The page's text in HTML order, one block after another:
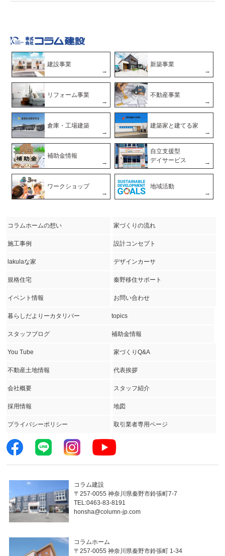
建設事業 新築事業
リフォーム事業 不動産事業
倉庫・工場建築 建築家と建てる家
補助金情報
自立支援型
デイサービス
ワークショップ 地域活動
コラムホームの想い 家づくりの流れ
施工事例 設計コンセプト
lakulaな家 デザインカーサ
規格住宅 秦野移住サポート
イベント情報 お問い合わせ
暮らしだよりーカタリバー topics
スタッフブログ 補助金情報
You Tube 家づくりQ&A
不動産土地情報 代表挨拶
会社概要 スタッフ紹介
採用情報 地図
プライバシーポリシー 取引業者専用ページ
コラム建設
〒257-0055 神奈川県秦野市鈴張町7-7
TEL:0463-83-8191
honsha@column-jp.com
コラムホーム
〒257-0055 神奈川県秦野市鈴張町 1-34